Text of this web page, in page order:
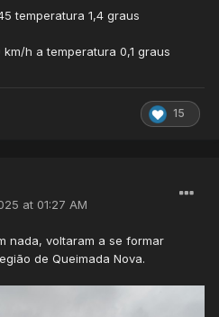
temperatura 1,4 graus
h a temperatura 0,1 graus
15
at 01:27 AM
nada, voltaram a se formar
de Queimada Nova.